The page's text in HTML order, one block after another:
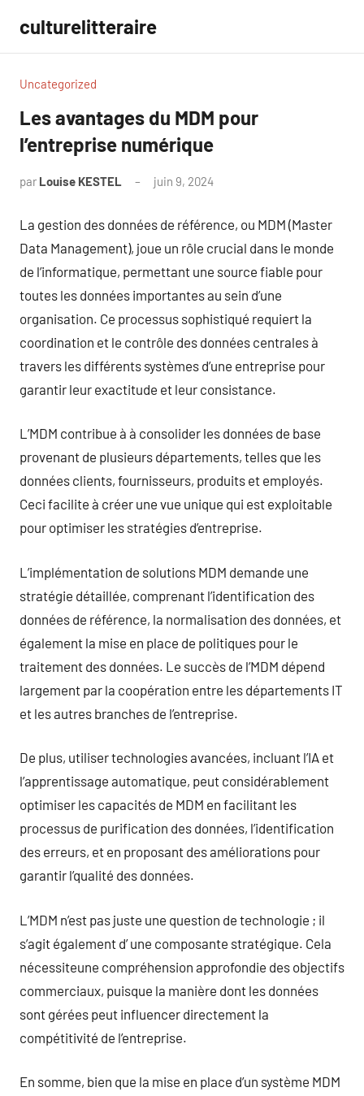
contenu
culturelitteraire
Uncategorized
Les avantages du MDM pour
l’entreprise numérique
par Louise KESTEL juin 9, 2024
La gestion des données de référence, ou MDM (Master
Data Management), joue un rôle crucial dans le monde
de l’informatique, permettant une source fiable pour
toutes les données importantes au sein d’une
organisation. Ce processus sophistiqué requiert la
coordination et le contrôle des données centrales à
travers les différents systèmes d’une entreprise pour
garantir leur exactitude et leur consistance.
L’MDM contribue à à consolider les données de base
provenant de plusieurs départements, telles que les
données clients, fournisseurs, produits et employés.
Ceci facilite à créer une vue unique qui est exploitable
pour optimiser les stratégies d’entreprise.
L’implémentation de solutions MDM demande une
stratégie détaillée, comprenant l’identification des
données de référence, la normalisation des données, et
également la mise en place de politiques pour le
traitement des données. Le succès de l’MDM dépend
largement par la coopération entre les départements IT
et les autres branches de l’entreprise.
De plus, utiliser technologies avancées, incluant l’IA et
l’apprentissage automatique, peut considérablement
optimiser les capacités de MDM en facilitant les
processus de purification des données, l’identification
des erreurs, et en proposant des améliorations pour
garantir l’qualité des données.
L’MDM n’est pas juste une question de technologie ; il
s’agit également d’ une composante stratégique. Cela
nécessiteune compréhension approfondie des objectifs
commerciaux, puisque la manière dont les données
sont gérées peut influencer directement la
compétitivité de l’entreprise.
En somme, bien que la mise en place d’un système MDM